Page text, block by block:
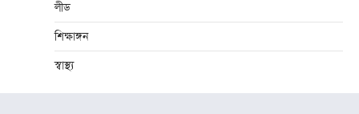
লীড
শিক্ষাঙ্গন
স্বাস্থ্য